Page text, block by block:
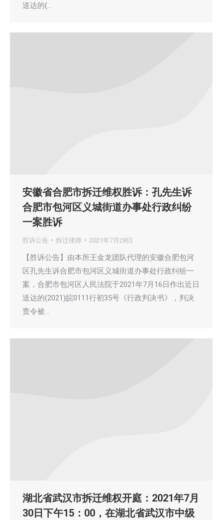
送达的(…
安徽省合肥市拆迁维权胜诉：孔先生诉
合肥市包河区义城街道办事处行政纠纷
一案胜诉
胜诉公告 拆迁律师 2021年7月28日
【胜诉公告】由本所王金龙团队代理的安徽合肥包河
区孔先生诉合肥市包河区义城街道办事处行政纠纷一
案，合肥市包河区人民法院于2021年7月16日作出近日
送达的(2021)皖0111行初35号《行政判决书》，判决
责令被…
湖北省武汉市拆迁维权开庭：2021年7月
30日下午15：00，在湖北省武汉市中级